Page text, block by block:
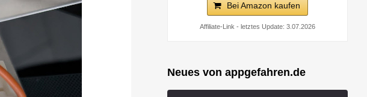
Bei Amazon kaufen
Affiliate-Link - letztes Update: 3.07.2026
Neues von appgefahren.de